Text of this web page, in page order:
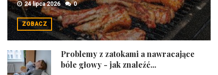
24 lipca 2026 0
ZOBACZ
Problemy z zatokami a nawracające
bóle głowy - jak znaleźć...